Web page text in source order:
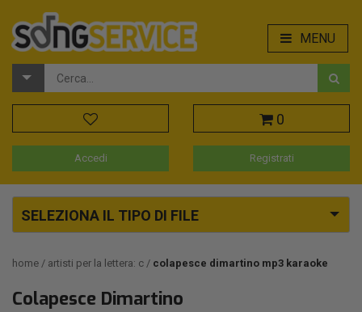
MENU
0
Accedi Registrati
SELEZIONA IL TIPO DI FILE
home artisti per la lettera: c colapesce dimartino mp3 karaoke
Colapesce Dimartino